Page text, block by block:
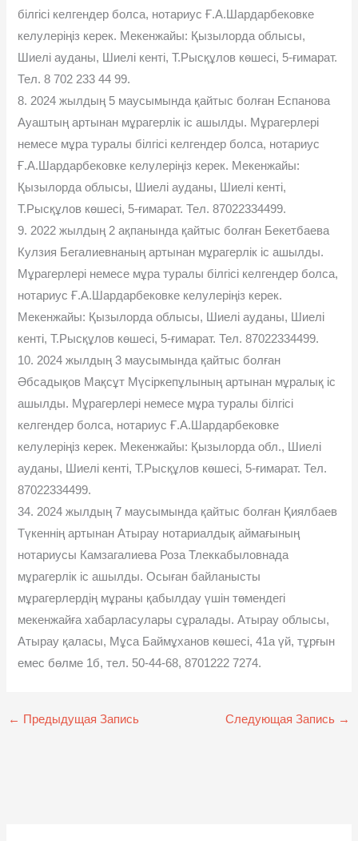
білгісі келгендер болса, нотариус Ғ.А.Шардарбековке
келулеріңіз керек. Мекенжайы: Қызылорда облысы,
Шиелі ауданы, Шиелі кенті, Т.Рысқұлов көшесі, 5-ғимарат.
Тел. 8 702 233 44 99.
8. 2024 жылдың 5 маусымында қайтыс болған Еспанова
Ауаштың артынан мұрагерлік іс ашылды. Мұрагерлері
немесе мұра туралы білгісі келгендер болса, нотариус
Ғ.А.Шардарбековке келулеріңіз керек. Мекенжайы:
Қызылорда облысы, Шиелі ауданы, Шиелі кенті,
Т.Рысқұлов көшесі, 5-ғимарат. Тел. 87022334499.
9. 2022 жылдың 2 ақпанында қайтыс болған Бекетбаева
Кулзия Бегалиевнаның артынан мұрагерлік іс ашылды.
Мұрагерлері немесе мұра туралы білгісі келгендер болса,
нотариус Ғ.А.Шардарбековке келулеріңіз керек.
Мекенжайы: Қызылорда облысы, Шиелі ауданы, Шиелі
кенті, Т.Рысқұлов көшесі, 5-ғимарат. Тел. 87022334499.
10. 2024 жылдың 3 маусымында қайтыс болған
Əбсадықов Мақсұт Мүсіркепұлының артынан мұралық іс
ашылды. Мұрагерлері немесе мұра туралы білгісі
келгендер болса, нотариус Ғ.А.Шардарбековке
келулеріңіз керек. Мекенжайы: Қызылорда обл., Шиелі
ауданы, Шиелі кенті, Т.Рысқұлов көшесі, 5-ғимарат. Тел.
87022334499.
34. 2024 жылдың 7 маусымында қайтыс болған Қиялбаев
Түкеннің артынан Атырау нотариалдық аймағының
нотариусы Камзагалиева Роза Тлеккабыловнада
мұрагерлік іс ашылды. Осыған байланысты
мұрагерлердің мұраны қабылдау үшін төмендегі
мекенжайға хабарласулары сұралады. Атырау облысы,
Атырау қаласы, Мұса Баймұханов көшесі, 41а үй, тұрғын
емес бөлме 1б, тел. 50-44-68, 8701222 7274.
← Предыдущая Запись Следующая Запись →